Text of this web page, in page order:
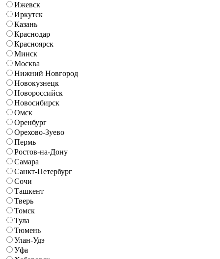
Ижевск
Иркутск
Казань
Краснодар
Красноярск
Минск
Москва
Нижний Новгород
Новокузнецк
Новороссийск
Новосибирск
Омск
Оренбург
Орехово-Зуево
Пермь
Ростов-на-Дону
Самара
Санкт-Петербург
Сочи
Ташкент
Тверь
Томск
Тула
Тюмень
Улан-Удэ
Уфа